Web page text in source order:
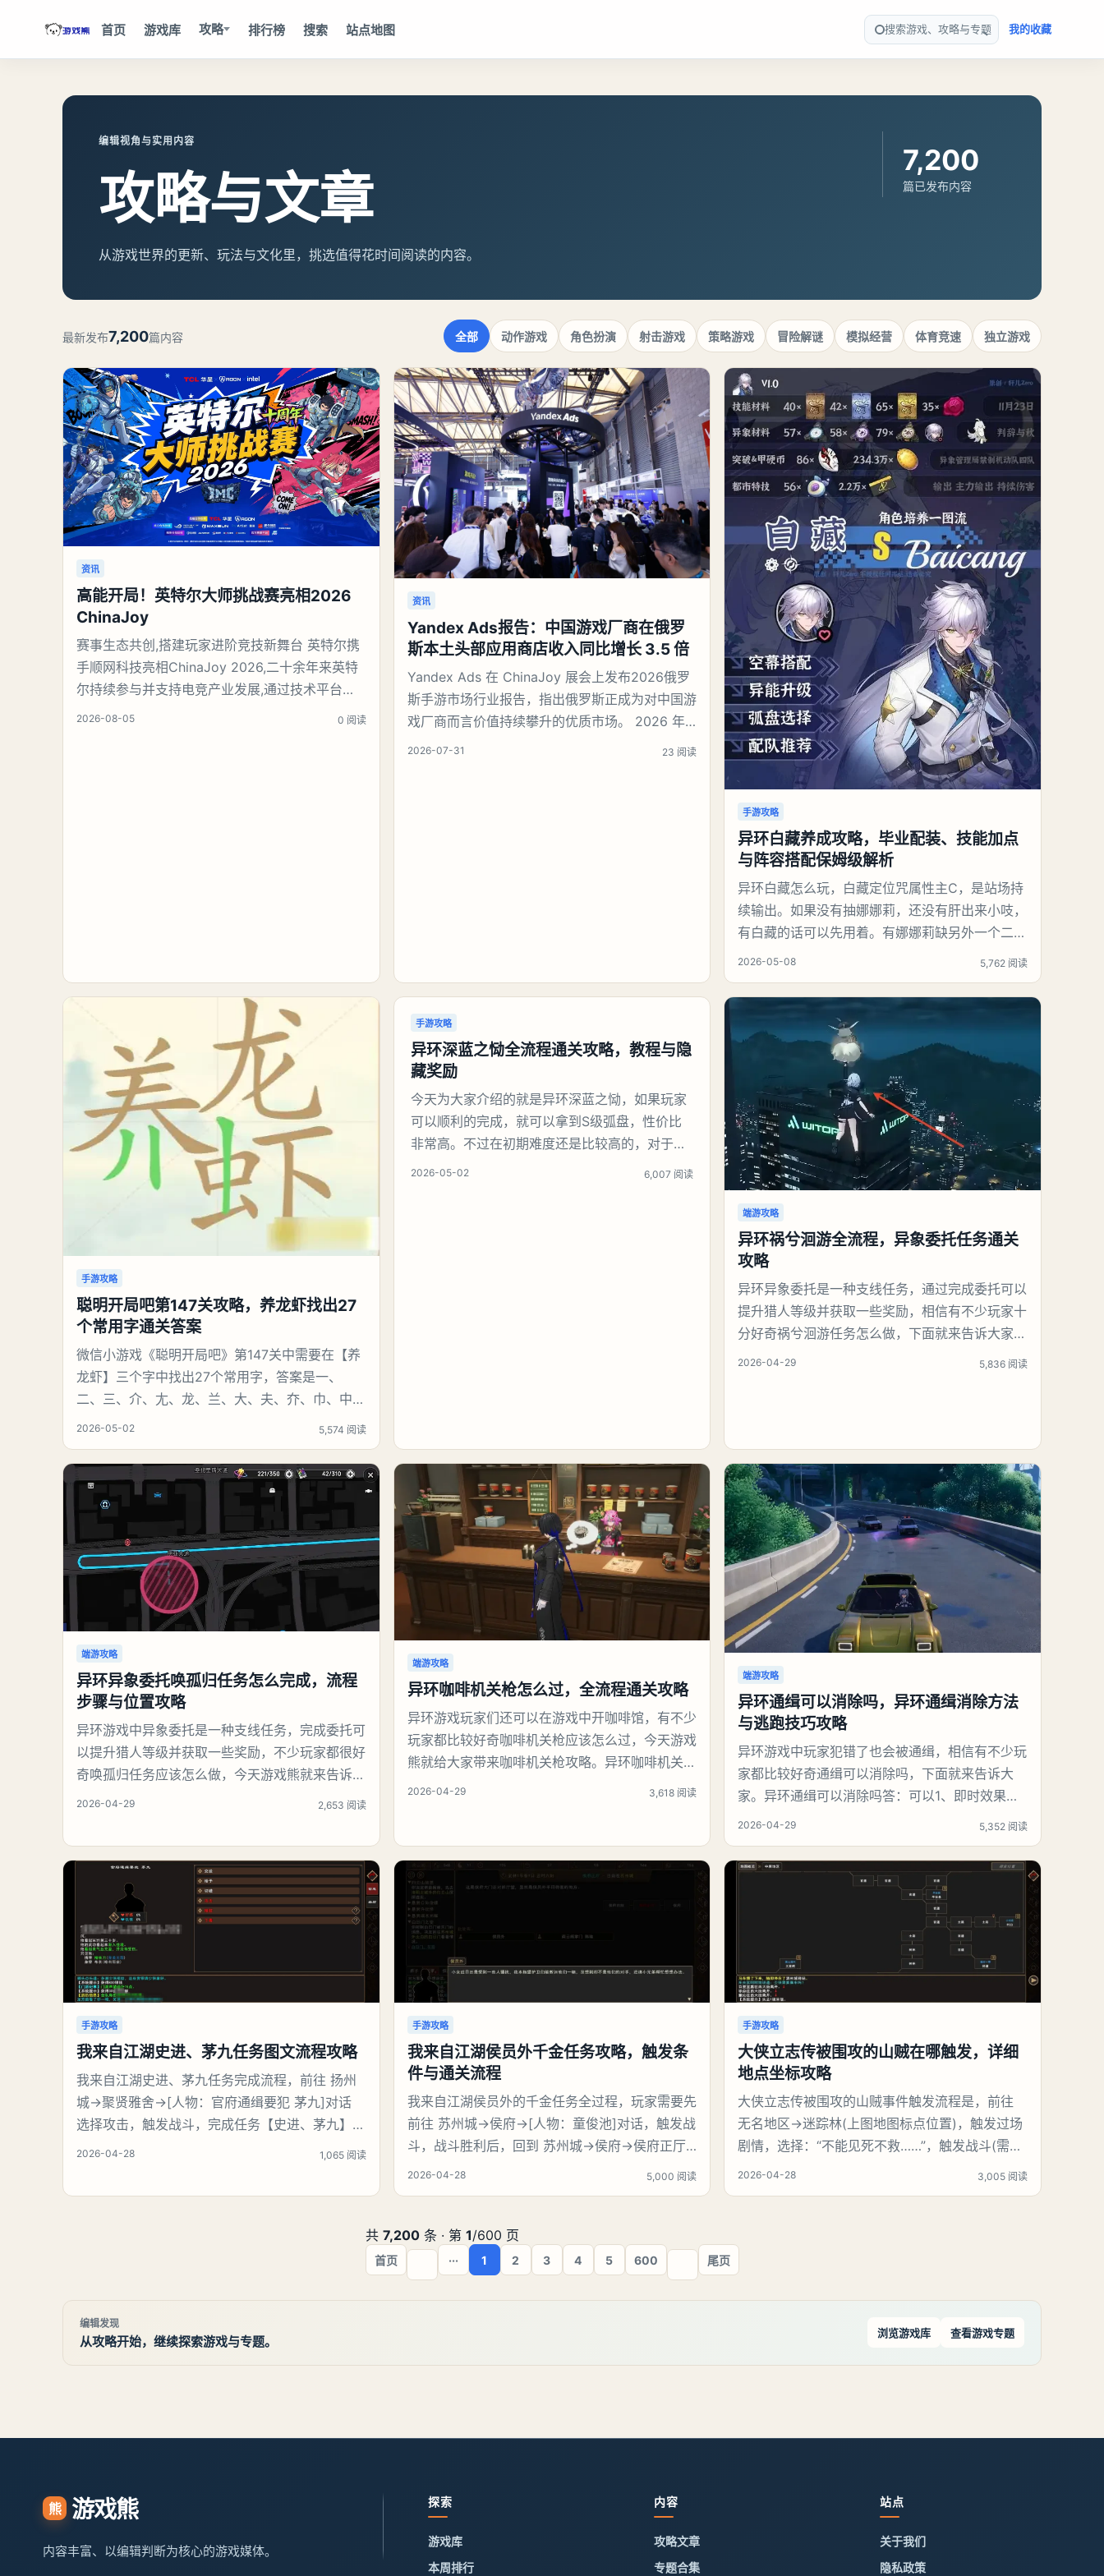
首页 游戏库 攻略 排行榜 搜索 站点地图 搜索游戏、攻略与专题 我的收藏
编辑视角与实用内容
攻略与文章
从游戏世界的更新、玩法与文化里，挑选值得花时间阅读的内容。
7,200
篇已发布内容
最新发布7,200篇内容 全部 动作游戏 角色扮演 射击游戏 策略游戏 冒险解谜 模拟经营 体育竞速 独立游戏
资讯
高能开局！英特尔大师挑战赛亮相2026
ChinaJoy
赛事生态共创,搭建玩家进阶竞技新舞台 英特尔携
手顺网科技亮相ChinaJoy 2026,二十余年来英特
尔持续参与并支持电竞产业发展,通过技术平台、
赛事合作与生态伙伴携手,为职业选手和大众玩家
2026-08-05 0 阅读
资讯
Yandex Ads报告：中国游戏厂商在俄罗
斯本土头部应用商店收入同比增长 3.5 倍
Yandex Ads 在 ChinaJoy 展会上发布2026俄罗
斯手游市场行业报告，指出俄罗斯正成为对中国游
戏厂商而言价值持续攀升的优质市场。 2026 年 7
月 31 日，上海——Yandex Ads于 2026 年中国
2026-07-31 23 阅读
手游攻略
异环白藏养成攻略，毕业配装、技能加点
与阵容搭配保姆级解析
异环白藏怎么玩，白藏定位咒属性主C，是站场持
续输出。如果没有抽娜娜莉，还没有肝出来小吱，
有白藏的话可以先用着。有娜娜莉缺另外一个二队
C想打深渊也可以考虑养个白藏。《异环》白藏养
一样，队内造成的咒属性伤害会叠层加攻击力，提
高白藏输出。主属性带咒属性异能伤害增强，或者
前期缺双暴带双暴。副属性也是通用
2026-05-08 5,762 阅读
手游攻略
聪明开局吧第147关攻略，养龙虾找出27
个常用字通关答案
微信小游戏《聪明开局吧》第147关中需要在【养
龙虾】三个字中找出27个常用字，答案是一、
二、三、介、尢、龙、兰、大、夫、夰、巾、中、
虫、下、虾、卜、囗、吓、卟、人、匕、养、天、
《聪明开局吧》第147关养龙虾找出27个常用字攻
略第147关养龙虾找出27个常用字1、从简单笔画
入手‌：先提取【一、二、三
2026-05-02 5,574 阅读
手游攻略
异环深蓝之恸全流程通关攻略，教程与隐
藏奖励
今天为大家介绍的就是异环深蓝之恸，如果玩家
可以顺利的完成，就可以拿到S级弧盘，性价比
非常高。不过在初期难度还是比较高的，对于那
些新手玩家并不建议直接去挑战。今天就为大家
2026-05-02 6,007 阅读
端游攻略
异环祸兮洄游全流程，异象委托任务通关
攻略
异环异象委托是一种支线任务，通过完成委托可以
提升猎人等级并获取一些奖励，相信有不少玩家十
分好奇祸兮洄游任务怎么做，下面就来告诉大家。
异环异象委托祸兮洄游任务攻略本次异象委托包含
2026-04-29 5,836 阅读
端游攻略
异环异象委托唤孤归任务怎么完成，流程
步骤与位置攻略
异环游戏中异象委托是一种支线任务，完成委托可
以提升猎人等级并获取一些奖励，不少玩家都很好
奇唤孤归任务应该怎么做，今天游戏熊就来告诉大
家。异环异象委托唤孤归任务攻略接取异象委托
赶路捷径推荐：切换角色娜娜莉，利用其二技能高
机动位移，快速翻越建筑外墙、直达
2026-04-29 2,653 阅读
端游攻略
异环咖啡机关枪怎么过，全流程通关攻略
异环游戏玩家们还可以在游戏中开咖啡馆，有不少
玩家都比较好奇咖啡机关枪应该怎么过，今天游戏
熊就给大家带来咖啡机关枪攻略。异环咖啡机关枪
怎么过一、解锁条件都市大亨等级≥4级买下2间店
能，必备）：保证连击不断、不翻车娜娜莉（3
级）：锤子砸人115%收益薄荷（
2026-04-29 3,618 阅读
端游攻略
异环通缉可以消除吗，异环通缉消除方法
与逃跑技巧攻略
异环游戏中玩家犯错了也会被通缉，相信有不少玩
家都比较好奇通缉可以消除吗，下面就来告诉大
家。异环通缉可以消除吗答：可以1、即时效果通
缉状态立刻清除，不再被警察追捕。不会被抓、不
场，回到城市正常探索。2、奖励（打赢3星“通行
正义”最丰厚）大量信用点、经验：快速升级、买
装备。S级/稀有武器、改装配件：
2026-04-29 5,352 阅读
手游攻略
我来自江湖史进、茅九任务图文流程攻略
我来自江湖史进、茅九任务完成流程，前往 扬州
城→聚贤雅舍→[人物：官府通缉要犯 茅九]对话
选择攻击，触发战斗，完成任务【史进、茅九】后
可获得：(1)门派声望 30点、(2)全队历练 300
2026-04-28 1,065 阅读
手游攻略
我来自江湖侯员外千金任务攻略，触发条
件与通关流程
我来自江湖侯员外的千金任务全过程，玩家需要先
前往 苏州城→侯府→[人物：童俊池]对话，触发战
斗，战斗胜利后，回到 苏州城→侯府→侯府正厅
→[人物：侯员外]对话，完成任务，触发任务【见
领取地点：苏州城→侯府→侯府正厅→[人物：侯
员外]对话。侯员外的请求二
2026-04-28 5,000 阅读
手游攻略
大侠立志传被围攻的山贼在哪触发，详细
地点坐标攻略
大侠立志传被围攻的山贼事件触发流程是，前往
无名地区→迷踪林(上图地图标点位置)，触发过场
剧情，选择：“不能见死不救……”，触发战斗(需要
打4只野猪)，打赢野猪后，触发过场剧情，我们会
2026-04-28 3,005 阅读
共 7,200条 · 第 1/600 页
首页 ··· 1 2 3 4 5 600 尾页
编辑发现
从攻略开始，继续探索游戏与专题。
浏览游戏库 查看游戏专题
熊 游戏熊
内容丰富、以编辑判断为核心的游戏媒体。
探索
游戏库
本周排行
内容
攻略文章
专题合集
站点
关于我们
隐私政策